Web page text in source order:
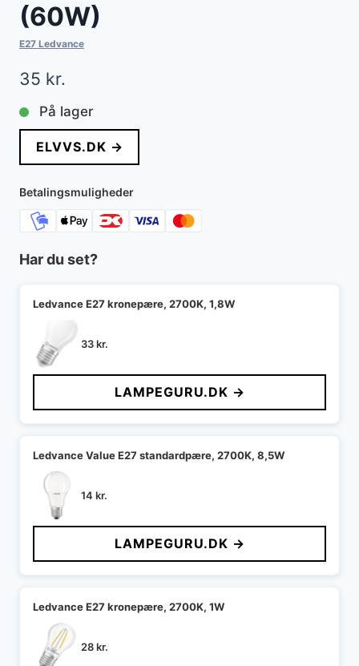
(60W)
E27 Ledvance
35 kr.
På lager
ELVVS.DK →
Betalingsmuligheder
Har du set?
Ledvance E27 kronepære, 2700K, 1,8W
33kr.
LAMPEGURU.DK →
Ledvance Value E27 standardpære, 2700K, 8,5W
14 kr.
LAMPEGURU.DK →
Ledvance E27 kronepære, 2700K, 1W
28kr.